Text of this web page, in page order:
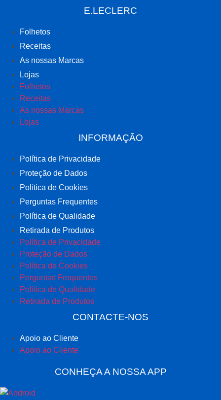
E.LECLERC
Folhetos
Receitas
As nossas Marcas
Lojas
Folhetos
Receitas
As nossas Marcas
Lojas
INFORMAÇÃO
Política de Privacidade
Proteção de Dados
Política de Cookies
Perguntas Frequentes
Política de Qualidade
Retirada de Produtos
Política de Privacidade
Proteção de Dados
Política de Cookies
Perguntas Frequentes
Política de Qualidade
Retirada de Produtos
CONTACTE-NOS
Apoio ao Cliente
Apoio ao Cliente
CONHEÇA A NOSSA APP